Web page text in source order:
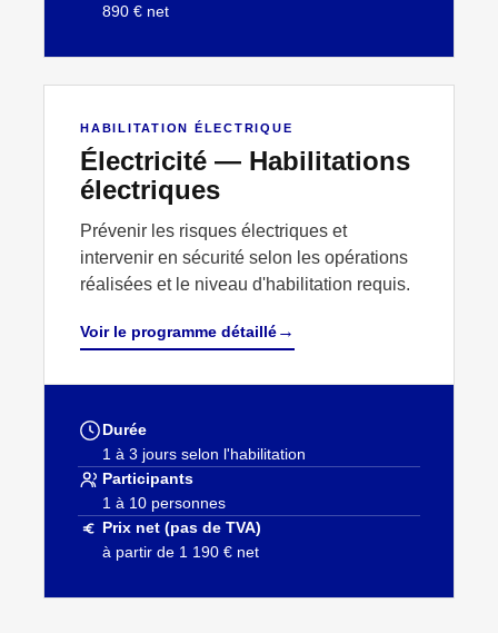
890 € net
HABILITATION ÉLECTRIQUE
HABILITATION ÉLECTRIQUE
Électricité — Habilitations
électriques
Prévenir les risques électriques et
intervenir en sécurité selon les opérations
réalisées et le niveau d'habilitation requis.
Voir le programme détaillé→
Durée
1 à 3 jours selon l'habilitation
Participants
1 à 10 personnes
Prix net (pas de TVA)
à partir de 1 190 € net